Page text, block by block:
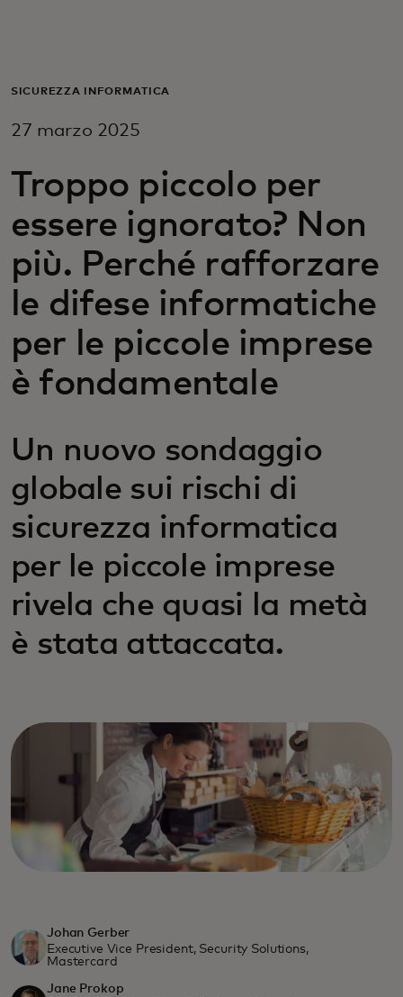
Per il business
Per gli innovatori
Newsroom
SICUREZZA INFORMATICA
27 marzo 2025
Troppo piccolo per
essere ignorato? Non
più. Perché rafforzare
le difese informatiche
per le piccole imprese
è fondamentale
Un nuovo sondaggio
globale sui rischi di
sicurezza informatica
per le piccole imprese
rivela che quasi la metà
è stata attaccata.
Johan Gerber
Executive Vice President, Security Solutions,
Mastercard
Jane Prokop